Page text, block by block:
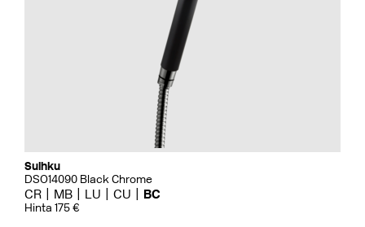
Suihku
DSO14090 Black Chrome
CR MB LU CU BC
Hinta 175 €